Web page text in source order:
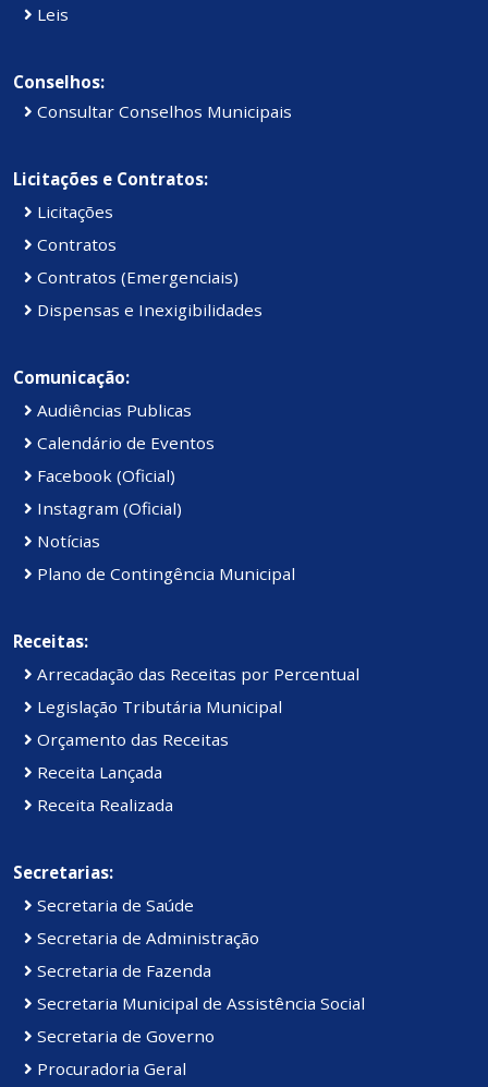
Leis
Conselhos:
Consultar Conselhos Municipais
Licitações e Contratos:
Licitações
Contratos
Contratos (Emergenciais)
Dispensas e Inexigibilidades
Comunicação:
Audiências Publicas
Calendário de Eventos
Facebook (Oficial)
Instagram (Oficial)
Notícias
Plano de Contingência Municipal
Receitas:
Arrecadação das Receitas por Percentual
Legislação Tributária Municipal
Orçamento das Receitas
Receita Lançada
Receita Realizada
Secretarias:
Secretaria de Saúde
Secretaria de Administração
Secretaria de Fazenda
Secretaria Municipal de Assistência Social
Secretaria de Governo
Procuradoria Geral